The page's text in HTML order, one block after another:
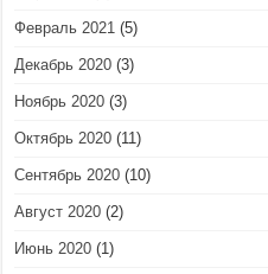
Февраль 2021 (5)
Декабрь 2020 (3)
Ноябрь 2020 (3)
Октябрь 2020 (11)
Сентябрь 2020 (10)
Август 2020 (2)
Июнь 2020 (1)